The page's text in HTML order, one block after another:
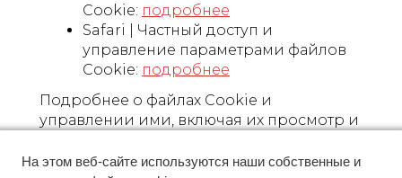
Cookie: подробнее
Safari | Частный доступ и
управление параметрами файлов
Cookie: подробнее
Подробнее о файлах Cookie и
управлении ими, включая их просмотр и
следующей
На этом веб-сайте используются наши собственные и